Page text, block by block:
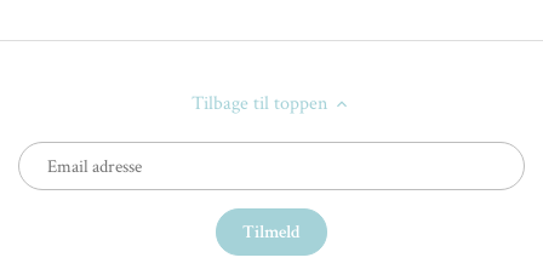
Tilbage til toppen